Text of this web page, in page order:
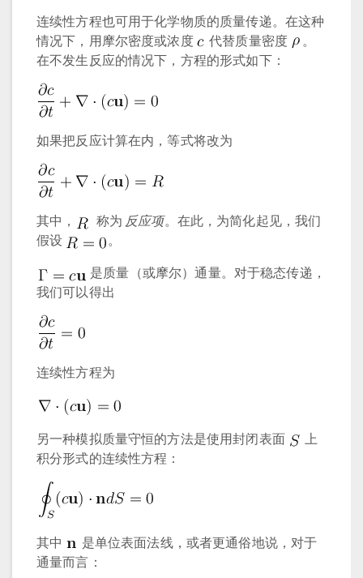
连续性方程也可用于化学物质的质量传递。在这种
情况下，用摩尔密度或浓度
代替质量密度
。
在不发生反应的情况下，方程的形式如下：
如果把反应计算在内，等式将改为
其中， 称为 反应项。在此，为简化起见，我们
假设
。
是质量（或摩尔）通量。对于稳态传递，
我们可以得出
连续性方程为
另一种模拟质量守恒的方法是使用封闭表面
上
积分形式的连续性方程：
其中
是单位表面法线，或者更通俗地说，对于
通量而言：